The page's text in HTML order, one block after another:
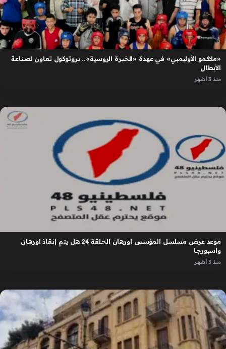
«ملاكمو الأوليمبي» في عهدة «الخبرة الروسية».. بروتوكول تعاون لصناعة
الأبطال
منذ 3 أشهر
موعد عرض مسلسل المؤسس اورهان الحلقة 24 هل يتم إنقاذ اورهان
واسبورجا
منذ 3 أشهر